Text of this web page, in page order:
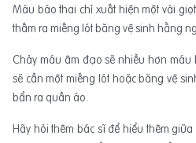
Máu báo thai chỉ xuất hiện một vài
thấm ra miếng lót băng vệ sinh hằng
Chảy máu âm đạo sẽ nhiều hơn
sẽ cần một miếng lót hoặc băng vệ
bẩn ra quần áo.
Hãy hỏi thêm bác sĩ để hiểu thêm